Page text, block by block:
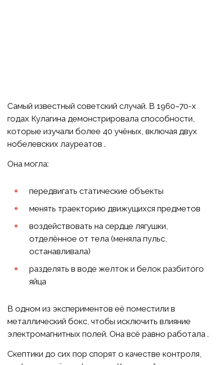
Самый известный советский случай. В 1960–70-х
годах Кулагина демонстрировала способности,
которые изучали более 40 учёных, включая двух
нобелевских лауреатов .
Она могла:
передвигать статические объекты
менять траекторию движущихся предметов
воздействовать на сердце лягушки,
отделённое от тела (меняла пульс,
останавливала)
разделять в воде желток и белок разбитого
яйца
В одном из экспериментов её поместили в
металлический бокс, чтобы исключить влияние
электромагнитных полей. Она всё равно работала .
Скептики до сих пор спорят о качестве контроля,